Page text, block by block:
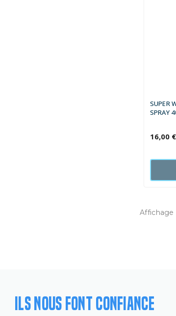
SUPER
SPRAY
16,00 €
Affichage
ILS NOUS FONT CONFIANCE